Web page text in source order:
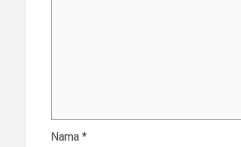
Nama *